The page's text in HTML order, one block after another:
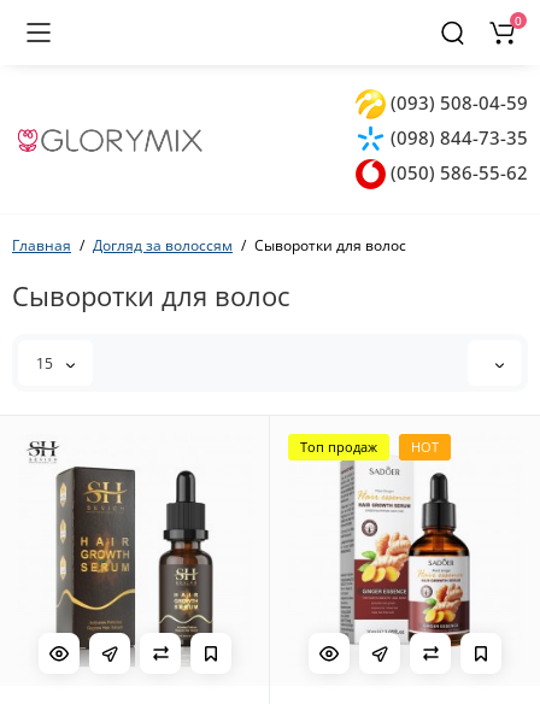
(093) 508-04-59
(098) 844-73-35
(050) 586-55-62
0
Главная Догляд за волоссям Сыворотки для волос
Сыворотки для волос
15
Топ продаж HOT